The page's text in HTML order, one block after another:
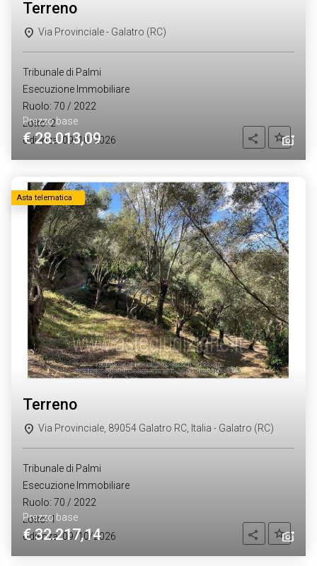
Prezzo base
€ 28.013,09
terreno
Via Provinciale - Galatro (RC)
Tribunale di Palmi
Esecuzione Immobiliare
Ruolo: 70 / 2022
Lotto: 2
Udienza: 09/10/2026
Condividi
Asta telematica
Prezzo base
€ 32.217,14
terreno
Via Provinciale, 89054 Galatro RC, Italia - Galatro (RC)
Tribunale di Palmi
Esecuzione Immobiliare
Ruolo: 70 / 2022
Lotto: 1
Udienza: 09/10/2026
Condividi